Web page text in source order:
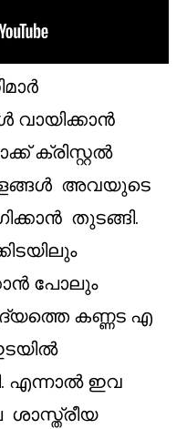
ക്രിസ്റ്റൽ
അവയുടെ
തുടങ്ങി.
പോലും
കണ്ണട എ
എന്നാൽ ഇവ
ശാസ്ത്രീയ